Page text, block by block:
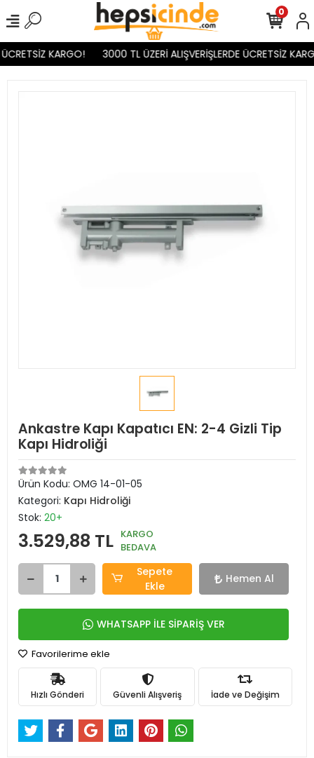
KARGO! 3000 TL ÜZERİ ALIŞVERİŞLERDE ÜCRETSİZ
0
Ankastre Kapı Kapatıcı EN: 2-4 Gizli Tip
Kapı Hidroliği
Ürün Kodu: OMG 14-01-05
Kategori: Kapı Hidroliği
Stok: 20+
3.529,88 TL KARGO
BEDAVA
Sepete
Ekle
Hemen Al
WHATSAPP İLE SİPARİŞ VER
Favorilerime ekle
Hızlı Gönderi Güvenli Alışveriş İade ve Değişim